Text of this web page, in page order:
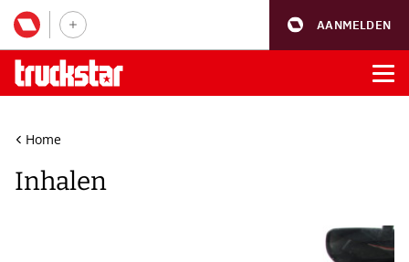
AANMELDEN
Home
Inhalen